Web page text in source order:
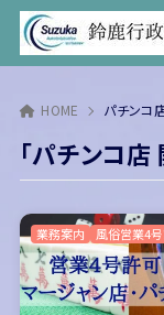
HOME パチンコ
「パチンコ
業務案内 風俗営業4